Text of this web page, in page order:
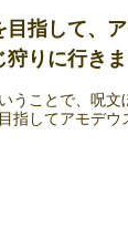
目指して、
りに行きま
うことで、呪
指してアモデ